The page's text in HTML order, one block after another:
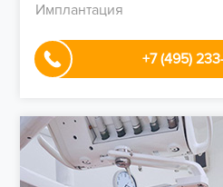
Имплантация
+7 (495)